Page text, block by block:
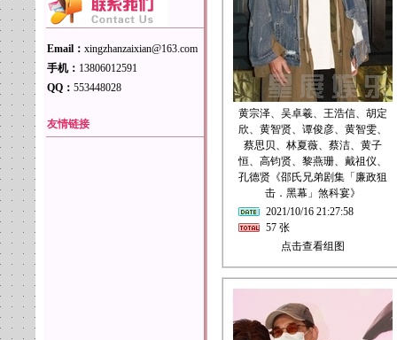
Email： xingzhanzaixian@163.com
手机： 13806012591
QQ： 553448028
友情链接
黄宗泽、吴卓羲、王浩信、胡定
欣、黄智贤、谭俊彦、黄智雯、
蔡思贝、林夏薇、蔡洁、黄子
恒、高钧贤、黎燕珊、戴祖仪、
孔德贤《邵氏兄弟剧集「廉政狙
击．黑幕」煞科宴》
2021/10/16 21:27:58
57 张
点击查看组图